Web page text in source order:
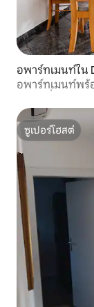
อพาร์ทเมนท์ใน
อพาร์ทเมนท์พร้
ซูเปอร์โฮสต์
ซูเปอร์โฮสต์